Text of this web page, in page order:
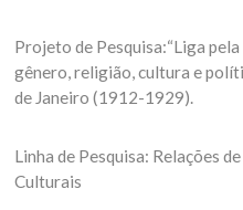
Projeto de Pesquisa:“Liga
gênero, religião, cultura e
de Janeiro (1912-1929).
Linha de Pesquisa: Relações
Culturais